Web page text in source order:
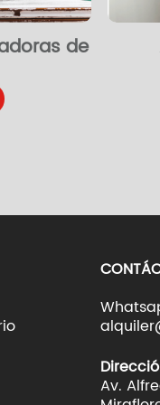
de
Av.